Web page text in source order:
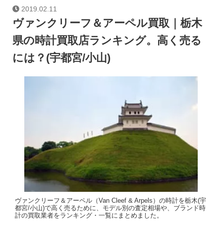
2019.02.11
ヴァンクリーフ＆アーペル買取｜栃木
県の時計買取店ランキング。高く売る
には？(宇都宮/小山)
ヴァンクリーフ＆アーペル（Van Cleef & Arpels）の時計を栃木(宇
都宮/小山)で高く売るために、モデル別の査定相場や、ブランド時
計の買取業者をランキング・一覧にまとめました。